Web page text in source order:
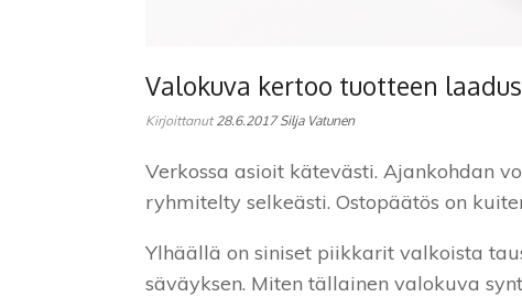
Valokuva kertoo tuotteen
Kirjoittanut28.6.2017 Silja Vatunen
Verkossa asioit kätevästi. Ajankohdan
ryhmitelty selkeästi. Ostopäätös on
Ylhäällä on siniset piikkarit valkoista
säväyksen. Miten tällainen valokuva